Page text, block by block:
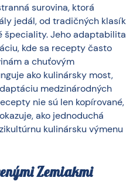
surovina, ktorá
jedál, od tradičných klasík
špeciality. Jeho adaptabilita
kde sa recepty často
a chuťovým
ako kulinársky most,
medzinárodných
nie sú len kopírované,
ako jednoduchá
kulinársku výmenu
Zemiakmi